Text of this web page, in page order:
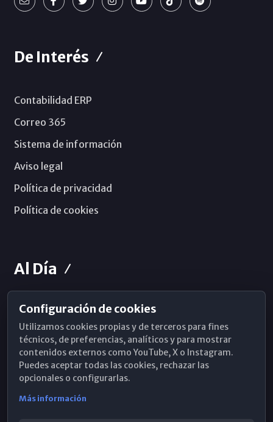
De Interés
Contabilidad ERP
Correo 365
Sistema de información
Aviso legal
Política de privacidad
Política de cookies
Al Día
Horarios de Misa
Hemeroteca
WhatsApp
Configuración de cookies
Utilizamos cookies propias y de terceros para fines
técnicos, de preferencias, analíticos y para mostrar
contenidos externos como YouTube, X o Instagram.
Puedes aceptar todas las cookies, rechazar las
opcionales o configurarlas.
Más información